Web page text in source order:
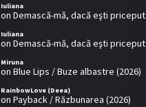
Iuliana
on Demască-mă, dacă eşti priceput
Iuliana
on Demască-mă, dacă eşti priceput
Miruna
on Blue Lips / Buze albastre (2026)
RainbowLove (Deea)
on Payback / Răzbunarea (2026)